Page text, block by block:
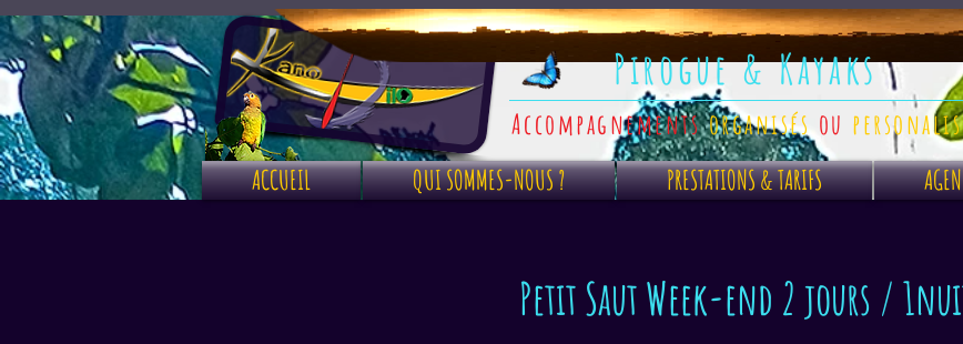
Pirogue & Kayaks
Accompagnementsorganisés ou
ACCUEIL QUI SOMMES-NOUS ? PRESTATIONS & TARIFS
Petit Saut Week-end 2 jours /